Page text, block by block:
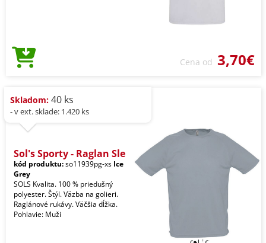
Cena od 3,70€
Skladom: 40 ks
- v ext. sklade: 1.420 ks
Sol's Sporty - Raglan Sle
kód produktu:so11939pg-xs Ice
Grey
SOLS Kvalita. 100 % priedušný
polyester. Štýl. Väzba na golieri.
Raglánové rukávy. Väčšia dĺžka.
Pohlavie: Muži